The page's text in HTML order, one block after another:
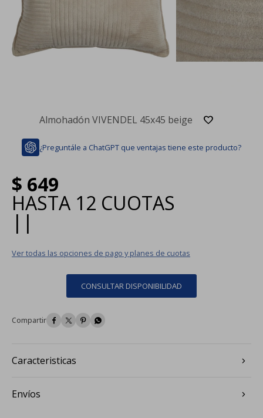
Almohadón VIVENDEL 45x45 beige
¿Preguntále a ChatGPT que ventajas tiene este producto?
$ 649
HASTA 12 CUOTAS
| |
Ver todas las opciones de pago y planes de cuotas
CONSULTAR DISPONIBILIDAD
   
Caracteristicas
Envíos